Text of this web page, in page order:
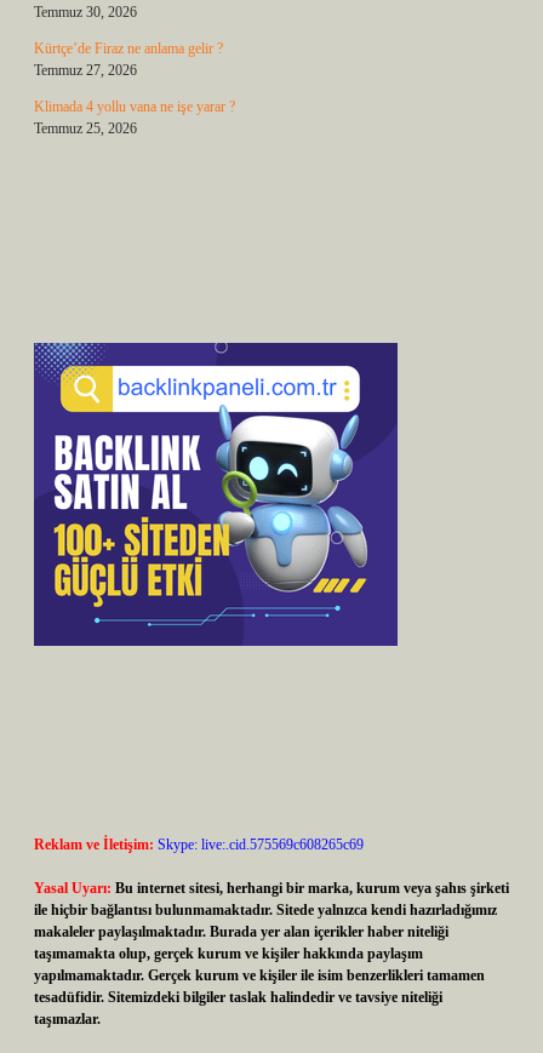
Temmuz 30, 2026
Kürtçe’de Firaz ne anlama gelir ?
Temmuz 27, 2026
Klimada 4 yollu vana ne işe yarar ?
Temmuz 25, 2026
Reklam ve İletişim: Skype: live:.cid.575569c608265c69
Yasal Uyarı: Bu internet sitesi, herhangi bir marka, kurum veya şahıs şirketi
ile hiçbir bağlantısı bulunmamaktadır. Sitede yalnızca kendi hazırladığımız
makaleler paylaşılmaktadır. Burada yer alan içerikler haber niteliği
taşımamakta olup, gerçek kurum ve kişiler hakkında paylaşım
yapılmamaktadır. Gerçek kurum ve kişiler ile isim benzerlikleri tamamen
tesadüfidir. Sitemizdeki bilgiler taslak halindedir ve tavsiye niteliği
taşımazlar.